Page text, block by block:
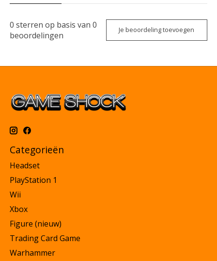
0 sterren op basis van 0
beoordelingen
Je beoordeling toevoegen
Categorieën
Headset
PlayStation 1
Wii
Xbox
Figure (nieuw)
Trading Card Game
Warhammer